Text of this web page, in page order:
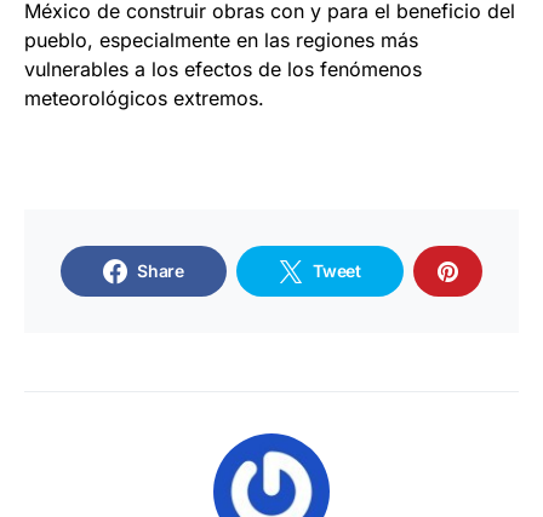
México de construir obras con y para el beneficio del
pueblo, especialmente en las regiones más
vulnerables a los efectos de los fenómenos
meteorológicos extremos.
Share Tweet